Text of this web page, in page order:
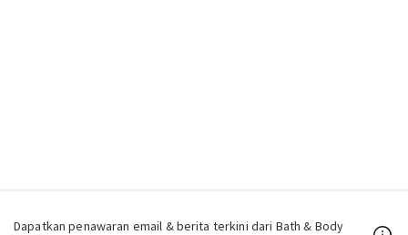
Dapatkan penawaran email & berita terkini dari Bath & Body